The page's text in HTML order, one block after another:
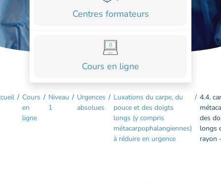
Centres formateurs
Cours en ligne
/ Cours
en
ligne
/ Niveau
1
/ Urgences
absolues
/ Luxations du carpe, du
pouce et des doigts
longs (y compris
métacarpophalangiennes)
à réduire en urgence
/ 4.4.
des
longs
rayon
FORMATIONS
CONTACT